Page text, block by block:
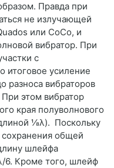
Правда при
не излучающей
или CoCo, и
вибратор. При
с
итоговое усиление
разноса вибраторов
этом вибратор
края полуволнового
⅛λ). Поскольку
сохранения общей
шлейфа
6. Кроме того, шлейф